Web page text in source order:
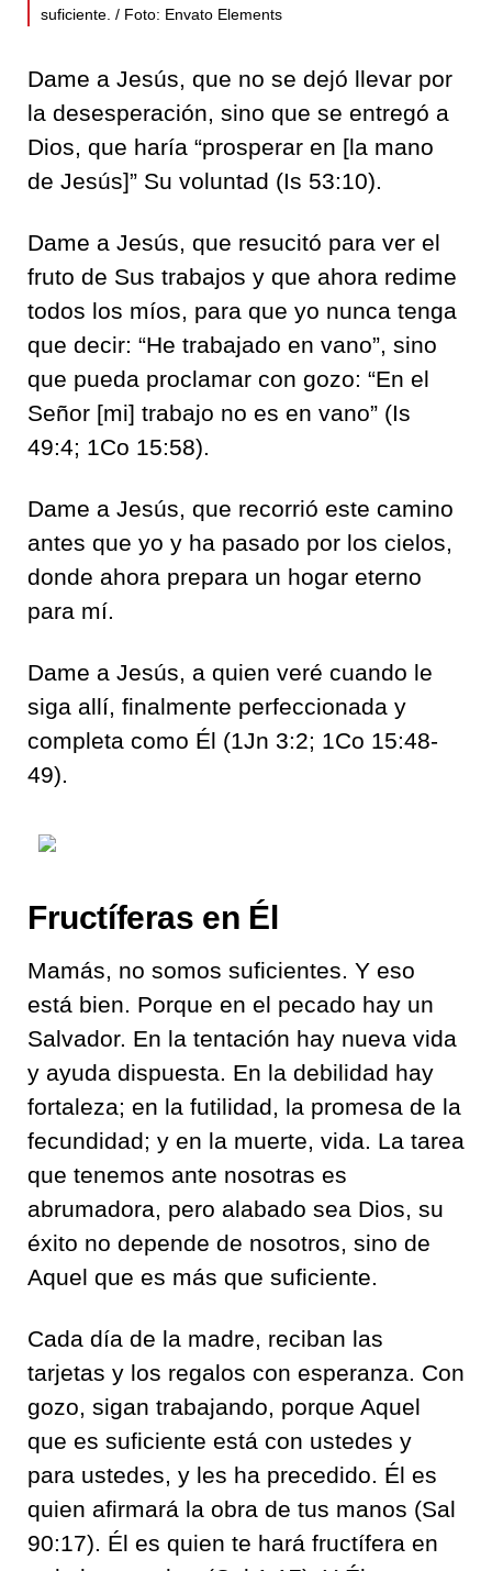
suficiente. / Foto: Envato Elements
Dame a Jesús, que no se dejó llevar por
la desesperación, sino que se entregó a
Dios, que haría “prosperar en [la mano
de Jesús]” Su voluntad (Is 53:10).
Dame a Jesús, que resucitó para ver el
fruto de Sus trabajos y que ahora redime
todos los míos, para que yo nunca tenga
que decir: “He trabajado en vano”, sino
que pueda proclamar con gozo: “En el
Señor [mi] trabajo no es en vano” (Is
49:4; 1Co 15:58).
Dame a Jesús, que recorrió este camino
antes que yo y ha pasado por los cielos,
donde ahora prepara un hogar eterno
para mí.
Dame a Jesús, a quien veré cuando le
siga allí, finalmente perfeccionada y
completa como Él (1Jn 3:2; 1Co 15:48-
49).
Fructíferas en Él
Mamás, no somos suficientes. Y eso
está bien. Porque en el pecado hay un
Salvador. En la tentación hay nueva vida
y ayuda dispuesta. En la debilidad hay
fortaleza; en la futilidad, la promesa de la
fecundidad; y en la muerte, vida. La tarea
que tenemos ante nosotras es
abrumadora, pero alabado sea Dios, su
éxito no depende de nosotros, sino de
Aquel que es más que suficiente.
Cada día de la madre, reciban las
tarjetas y los regalos con esperanza. Con
gozo, sigan trabajando, porque Aquel
que es suficiente está con ustedes y
para ustedes, y les ha precedido. Él es
quien afirmará la obra de tus manos (Sal
90:17). Él es quien te hará fructífera en